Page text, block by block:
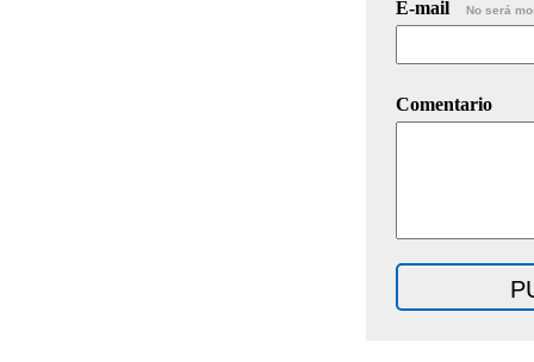
E-mail No será
Comentario